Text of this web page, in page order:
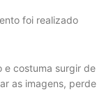
foi realizado
e costuma surgir de
as imagens, perde